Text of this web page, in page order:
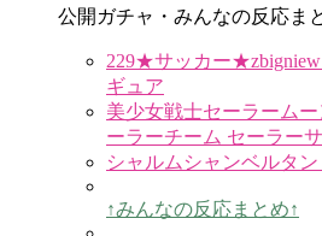
公開ガチャ・みんなの反応ま
229★サッカー
ギュア
美少女戦士セーラーム
ーラーチーム セーラー
シャルムシャンベルタ
↑みんなの反応まとめ↑